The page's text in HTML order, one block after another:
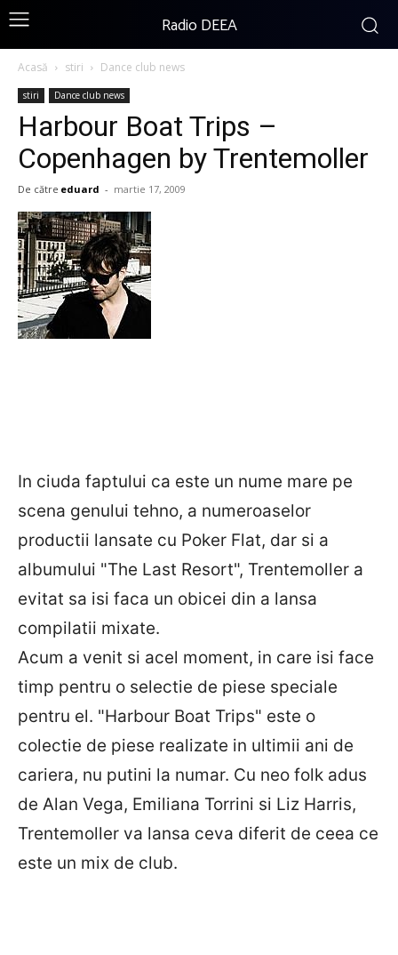
Radio DEEA
Acasă stiri Dance club news
stiri Dance club news
Harbour Boat Trips –
Copenhagen by Trentemoller
De către eduard - martie 17, 2009
In ciuda faptului ca este un nume mare pe
scena genului tehno, a numeroaselor
productii lansate cu Poker Flat, dar si a
albumului "The Last Resort", Trentemoller a
evitat sa isi faca un obicei din a lansa
compilatii mixate.
Acum a venit si acel moment, in care isi face
timp pentru o selectie de piese speciale
pentru el. "Harbour Boat Trips" este o
colectie de piese realizate in ultimii ani de
cariera, nu putini la numar. Cu neo folk adus
de Alan Vega, Emiliana Torrini si Liz Harris,
Trentemoller va lansa ceva diferit de ceea ce
este un mix de club.